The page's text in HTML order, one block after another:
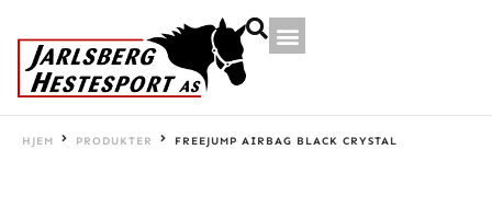
HJEM PRODUKTER FREEJUMP AIRBAG BLACK CRYSTAL